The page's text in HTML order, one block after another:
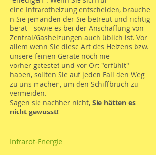
eine Infrarotheizung entscheiden, brauche
n Sie jemanden der Sie betreut und richtig
berät - sowie es bei der Anschaffung von
Zentral/Gasheizungen auch üblich ist. Vor
allem wenn Sie diese Art des Heizens bzw.
unsere feinen Geräte noch nie
vorher getestet und vor Ort "erfühlt"
haben, sollten Sie auf jeden Fall den Weg
zu uns machen, um den Schiffbruch zu
vermeiden.
Sagen sie nachher nicht, Sie hätten es
nicht gewusst!
Infrarot-Energie